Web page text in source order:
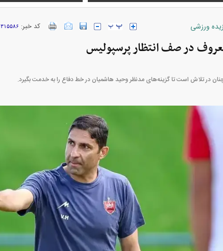
ورزشی کد خبر: ۳۱۵۵۸۶
در تلاش است تا گزینه‌های مدنظر وحید هاشمیان در خط دفاع را به خدمت بگیرد.
+ جدول
کارنامه مردود محسن پاک‌ نژاد؛ از افت شدید
درآمد ارزی تا بازی با عزل و نصب‌ها